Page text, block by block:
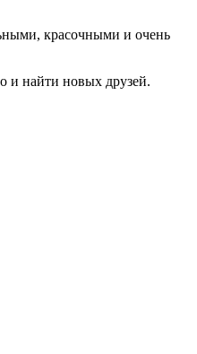
красочными и очень
и найти новых друзей.